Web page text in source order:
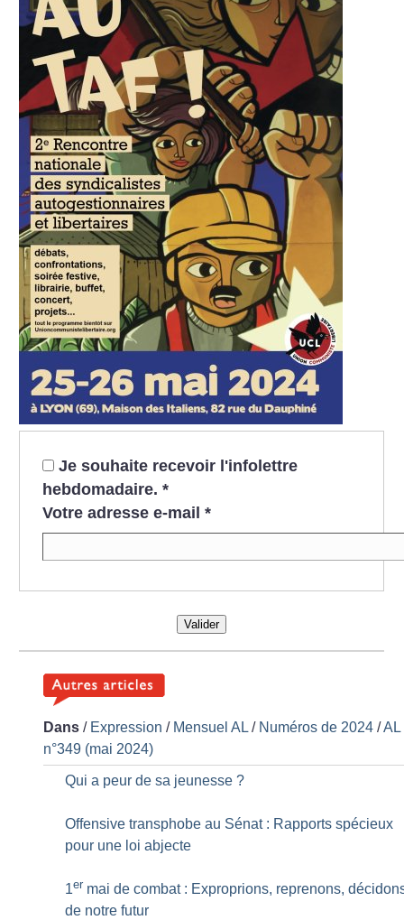
Je souhaite recevoir l'infolettre
hebdomadaire. *
Votre adresse e-mail *
Valider
Dans / Expression / Mensuel AL / Numéros de 2024 /AL
n°349 (mai 2024)
Qui a peur de sa jeunesse ?
Offensive transphobe au Sénat : Rapports spécieux
pour une loi abjecte
1er mai de combat : Exproprions, reprenons,
de notre futur